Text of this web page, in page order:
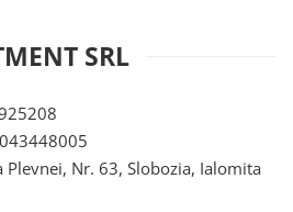
SRL
Plevnei, Nr. 63, Slobozia, Ialomita